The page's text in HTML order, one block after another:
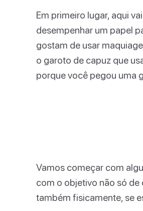
Em primeiro lugar, aqui
desempenhar um papel
gostam de usar
o garoto de capuz que
porque você pegou uma
Vamos começar com
com o objetivo não só de
também fisicamente, se